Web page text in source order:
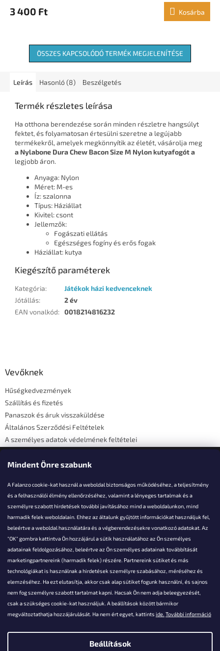
Mindent Önre szabunk
A Falanzo cookie-kat használ a weboldal biztonságos működéséhez, a teljesítmény
és a felhasználói élmény ellenőrzéséhez, valamint a lényeges tartalmak és a
személyre szabott hirdetések további javításához mind a weboldalunkon, mind
harmadik felek weboldalain. Ehhez az általunk gyűjtött információkat használjuk fel,
beleértve a weboldal használatára és a végberendezésekre vonatkozó adatokat. Az
"OK" gombra kattintva Ön hozzájárul a sütik használatához az Ön személyes
adatainak feldolgozásához, beleértve az Ön személyes adatainak továbbítását
marketingpartnereink (harmadik felek) részére. Partnereink sütiket és más
technológiákat is használnak a hirdetések személyre szabásához, méréséhez és
elemzéséhez. Ha ezt elutasítja, akkor csak alap sütiket fogunk használni, és sajnos
nem fog személyre szabott tartalmat kapni. Hacsak Ön nem adja beleegyezését,
csak a szükséges cookie-kat használjuk. A beállítások között bármikor
megváltoztathatja hozzájárulását. Ha nem ért egyet, kattints ide. További információ
Beállítások
3 400 Ft Kosárba
ÖSSZES KAPCSOLÓDÓ TERMÉK MEGJELENÍTÉSE
Leírás Hasonló (8) Beszélgetés
Termék részletes leírása
Ha otthona berendezése során minden részletre hangsúlyt
fektet, és folyamatosan értesülni szeretne a legújabb
termékekről, amelyek megkönnyítik az életét, vásárolja meg
a Nylabone Dura Chew Bacon Size M Nylon kutyafogóta
legjobb áron.
Anyaga: Nylon
Méret: M-es
Íz: szalonna
Típus: Háziállat
Kivitel: csont
Jellemzők:
Fogászati ​​ellátás
Egészséges fogíny és erős fogak
Háziállat: kutya
Kiegészítő paraméterek
Kategória:
Játékok házi kedvenceknek
Jótállás:
2 év
EAN vonalkód: 0018214816232
Vevőknek
Hűségkedvezmények
Szállítás és fizetés
Panaszok és áruk visszaküldése
Általános Szerződési Feltételek
A személyes adatok védelmének feltételei
Elérhetőségi adatok
Akarsz kérdezni valamit?
info@falanzo.hu